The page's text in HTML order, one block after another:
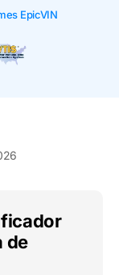
EpicVIN
de